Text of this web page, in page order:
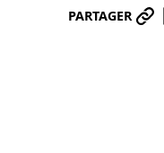
PARTAGER